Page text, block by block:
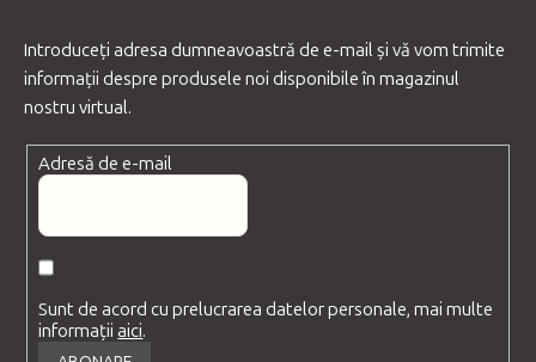
Introduceţi adresa dumneavoastră de e-mail şi vă vom trimite
informaţii despre produsele noi disponibile în magazinul
nostru virtual.
Adresă de e-mail
Sunt de acord cu prelucrarea datelor personale, mai multe
informațiiaici.